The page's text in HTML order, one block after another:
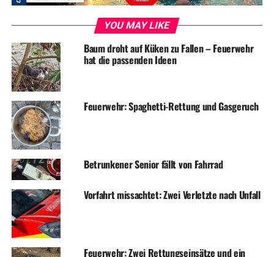
Vorsorglich wurde die Drehleiter vor dem Gebäude in
Anleiterbereitschaft versetzt. Das Feuer im Wohnzimmer
konnte schnell gelöscht werden. Die angrenzenden
Wohnungen wurden durch die Einsatzkräfte ebenfalls
kontrolliert und konnten anschließend an die Mieter
wieder übergeben werden. Durch eine Vielzahl
Einsatzkräften unter Atemschutz, sowie Filter, wurde
anschließend das Brandgut aus der Wohnung ins Freie
befördert und draußen abgelöscht. Ein Feuerwehrmann
YOU MAY LIKE
Baum droht auf Küken zu Fallen – Feuerwehr
hat die passenden Ideen
Feuerwehr: Spaghetti-Rettung und Gasgeruch
Betrunkener Senior fällt von Fahrrad
Vorfahrt missachtet: Zwei Verletzte nach Unfall
Feuerwehr: Zwei Rettungseinsätze und ein